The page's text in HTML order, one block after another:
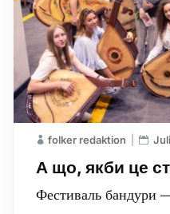
А що, якби це
folker redaktion
Фестиваль бандури